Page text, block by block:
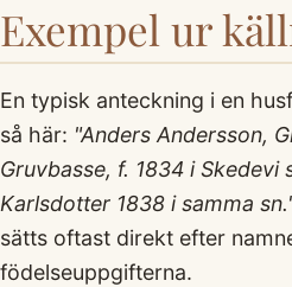
Exempel ur
En typisk anteckning i en
så här: "Anders Andersson,
Gruvbasse, f. 1834 i Skedevi
Karlsdotter 1838 i samma
sätts oftast direkt efter
födelseuppgifterna.